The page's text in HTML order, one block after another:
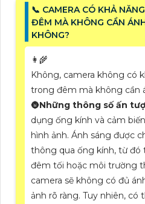
📞 CAMERA CÓ KHẢ
ĐÊM MÀ KHÔNG CẦN
KHÔNG?
👩‍🌾
Không, camera không có
trong đêm mà không cần
🌚Những thông số ấn
dụng ống kính và cảm
hình ảnh. Ánh sáng được
thông qua ống kính, từ đó
đêm tối hoặc môi trường
camera sẽ không có đủ
ảnh rõ ràng. Tuy nhiên, có